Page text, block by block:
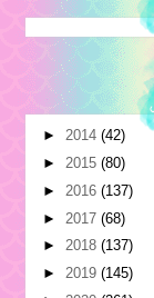
► 2014 (42)
► 2015 (80)
► 2016 (137)
► 2017 (68)
► 2018 (137)
► 2019 (145)